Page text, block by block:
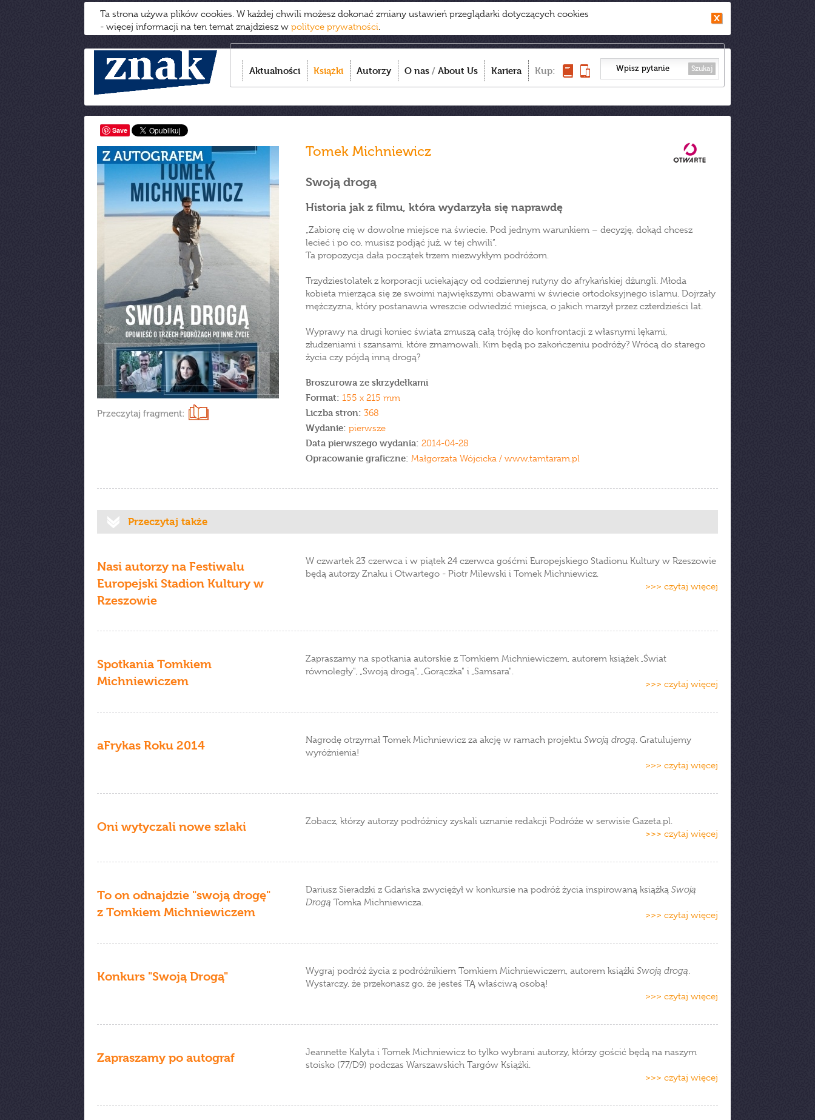
Ta strona używa plików cookies. W każdej chwili możesz dokonać zmiany ustawień przeglądarki dotyczących cookies
- więcej informacji na ten temat znajdziesz w polityce prywatności.
Aktualności Książki Autorzy O nas / About Us Kariera Kup: Szukaj
Save
Przeczytaj fragment:
Tomek Michniewicz
Swoją drogą
Historia jak z filmu, która wydarzyła się naprawdę
„Zabiorę cię w dowolne miejsce na świecie. Pod jednym warunkiem – decyzję, dokąd chcesz
lecieć i po co, musisz podjąć już, w tej chwili”.
Ta propozycja dała początek trzem niezwykłym podróżom.
Trzydziestolatek z korporacji uciekający od codziennej rutyny do afrykańskiej dżungli. Młoda
kobieta mierząca się ze swoimi największymi obawami w świecie ortodoksyjnego islamu. Dojrzały
mężczyzna, który postanawia wreszcie odwiedzić miejsca, o jakich marzył przez czterdzieści lat.
Wyprawy na drugi koniec świata zmuszą całą trójkę do konfrontacji z własnymi lękami,
złudzeniami i szansami, które zmarnowali. Kim będą po zakończeniu podróży? Wrócą do starego
życia czy pójdą inną drogą?
Broszurowa ze skrzydełkami
Format: 155 x 215 mm
Liczba stron: 368
Wydanie: pierwsze
Data pierwszego wydania: 2014-04-28
Opracowanie graficzne: Małgorzata Wójcicka / www.tamtaram.pl
Przeczytaj także
Nasi autorzy na Festiwalu
Europejski Stadion Kultury w
Rzeszowie
W czwartek 23 czerwca i w piątek 24 czerwca gośćmi Europejskiego Stadionu Kultury w Rzeszowie
będą autorzy Znaku i Otwartego - Piotr Milewski i Tomek Michniewicz.
>>> czytaj więcej
Spotkania Tomkiem
Michniewiczem
Zapraszamy na spotkania autorskie z Tomkiem Michniewiczem, autorem książek „Świat
równoległy", „Swoją drogą", „Gorączka" i „Samsara".
>>> czytaj więcej
aFrykas Roku 2014 Nagrodę otrzymał Tomek Michniewicz za akcję w ramach projektu Swoją drogą. Gratulujemy
wyróżnienia!
>>> czytaj więcej
Oni wytyczali nowe szlaki
Zobacz, którzy autorzy podróżnicy zyskali uznanie redakcji Podróże w serwisie Gazeta.pl.
>>> czytaj więcej
To on odnajdzie "swoją drogę"
z Tomkiem Michniewiczem
Dariusz Sieradzki z Gdańska zwyciężył w konkursie na podróż życia inspirowaną książką Swoją
Drogą Tomka Michniewicza.
>>> czytaj więcej
Konkurs "Swoją Drogą" Wygraj podróż życia z podróżnikiem Tomkiem Michniewiczem, autorem książki Swoją drogą.
Wystarczy, że przekonasz go, że jesteś TĄ właściwą osobą!
>>> czytaj więcej
Zapraszamy po autograf
Jeannette Kalyta i Tomek Michniewicz to tylko wybrani autorzy, którzy gościć będą na naszym
stoisko (77/D9) podczas Warszawskich Targów Książki.
>>> czytaj więcej